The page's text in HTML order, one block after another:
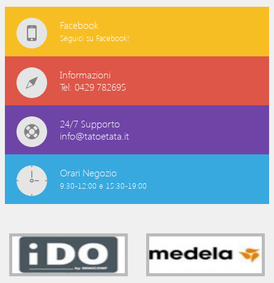
Facebook
Seguici su Facebook!
Informazioni
Tel: 0429 782695
24/7 Supporto
info@tatoetata.it
Orari Negozio
9:30-12:00 e 15:30-19:00